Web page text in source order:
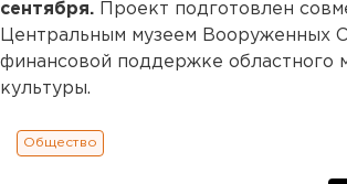
сентября. Проект подготовлен
Центральным музеем Вооруженных
финансовой поддержке областного
культуры.
Общество